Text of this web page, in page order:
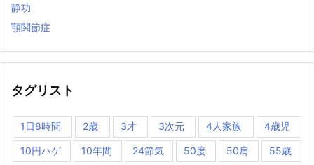
静功
顎関節症
タグリスト
1日8時間 2歳 3才 3次元 4人家族 4歳児
10円ハゲ 10年間 24節気 50度 50肩 55歳